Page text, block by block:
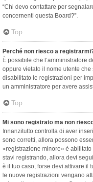
“Chi devo contattare per
concernenti questa Board?”.
Top
Perché non riesco a
È possibile che l’amministratore
oppure vietato il nome utente
disabilitato le registrazioni per
un amministratore per avere
Top
Mi sono registrato ma non
Innanzitutto controlla di aver
sono corretti, allora possono
«registrazione minore» è abilitato
stavi registrando, allora devi
è il tuo caso, forse devi attivare il
le nuove registrazioni vengano